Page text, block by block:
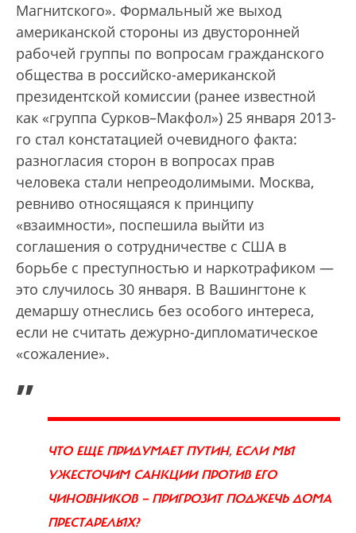
Магнитского». Формальный же выход
американской стороны из двусторонней
рабочей группы по вопросам гражданского
общества в российско-американской
президентской комиссии (ранее известной
как «группа Сурков–Макфол») 25 января 2013-
го стал констатацией очевидного факта:
разногласия сторон в вопросах прав
человека стали непреодолимыми. Москва,
ревниво относящаяся к принципу
«взаимности», поспешила выйти из
соглашения о сотрудничестве с США в
борьбе с преступностью и наркотрафиком —
это случилось 30 января. В Вашингтоне к
демаршу отнеслись без особого интереса,
если не считать дежурно-дипломатическое
«сожаление».
„
ЧТО ЕЩЕ ПРИДУМАЕТ ПУТИН, ЕСЛИ МЫ
УЖЕСТОЧИМ САНКЦИИ ПРОТИВ ЕГО
ЧИНОВНИКОВ — ПРИГРОЗИТ ПОДЖЕЧЬ ДОМА
ПРЕСТАРЕЛЫХ?